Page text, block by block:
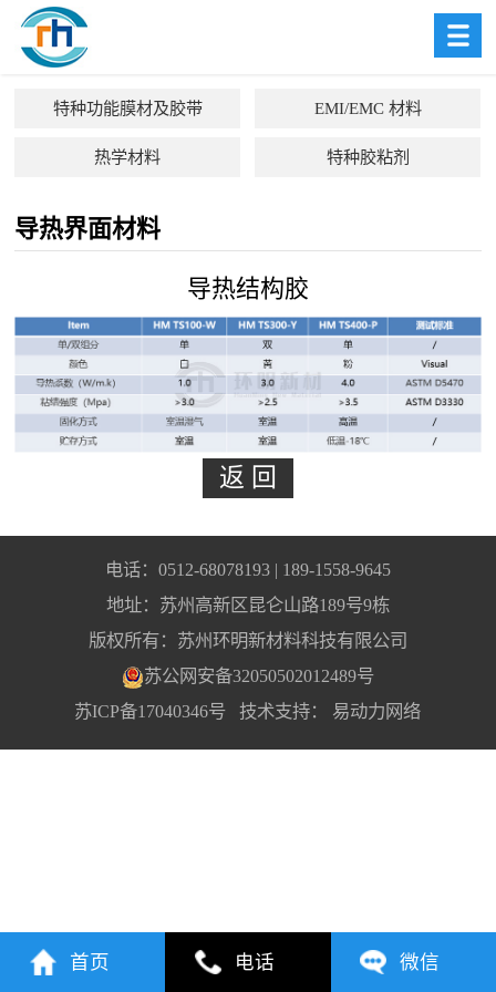
特种功能膜材及胶带 EMI/EMC 材料
热学材料 特种胶粘剂
导热界面材料
导热结构胶
电话：0512-68078193 | 189-1558-9645
地址：苏州高新区昆仑山路189号9栋
版权所有：苏州环明新材料科技有限公司
苏公网安备32050502012489号
苏ICP备17040346号 技术支持： 易动力网络
首页 电话 微信